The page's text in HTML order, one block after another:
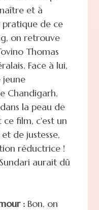
et à
pratique de ce
on retrouve
Thomas
Face à lui,
jeune
Chandigarh,
la peau de
ce film, c'est un
de justesse,
réductrice !
aurait dû
:Bon, on